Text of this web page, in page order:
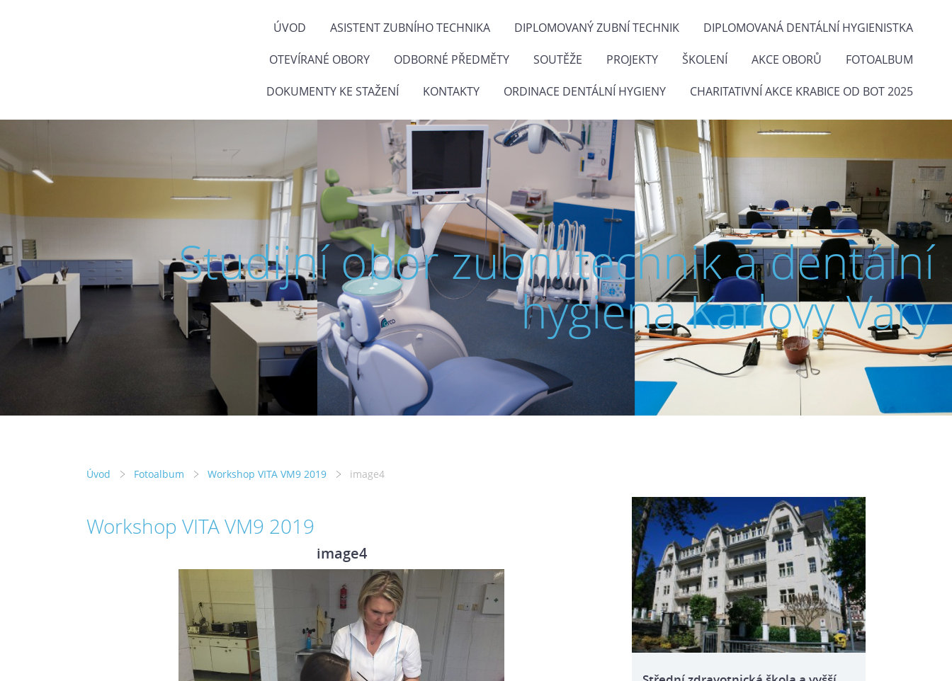
ÚVOD ASISTENT ZUBNÍHO TECHNIKA DIPLOMOVANÝ ZUBNÍ TECHNIK DIPLOMOVANÁ DENTÁLNÍ HYGIENISTKA
OTEVÍRANÉ OBORY ODBORNÉ PŘEDMĚTY SOUTĚŽE PROJEKTY ŠKOLENÍ AKCE OBORŮ FOTOALBUM
DOKUMENTY KE STAŽENÍ KONTAKTY ORDINACE DENTÁLNÍ HYGIENY CHARITATIVNÍ AKCE KRABICE OD BOT 2025
Studijní obor zubní technik a dentální
hygiena Karlovy Vary
Úvod Fotoalbum Workshop VITA VM9 2019 image4
Workshop VITA VM9 2019
image4